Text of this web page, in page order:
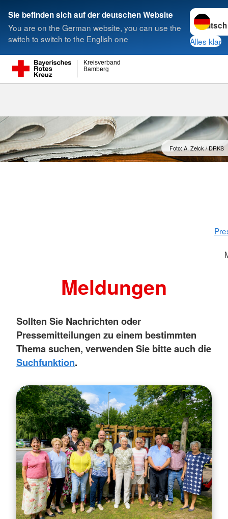
Sie befinden sich auf der deutschen Website
You are on the German website, you can use the
switch to switch to the English one
Sprache
Alles klar
Bamberg
Kreisverband
Suche
Foto: A. Zelck / DRKS
Meldungen
Sollten Sie Nachrichten oder
Pressemitteilungen zu einem bestimmten
Thema suchen, verwenden Sie bitte auch die
Suchfunktion.